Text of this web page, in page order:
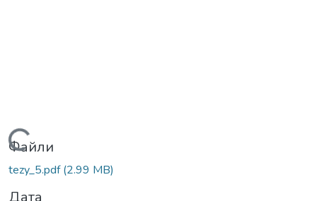
Вантажиться...
Файли
tezy_5.pdf(2.99 MB)
Дата